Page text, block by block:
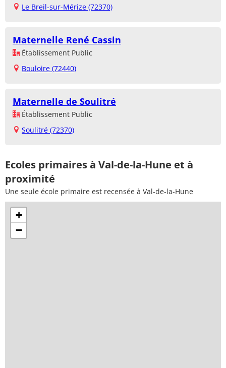
Le Breil-sur-Mérize (72370)
Maternelle René Cassin
Établissement Public
Bouloire (72440)
Maternelle de Soulitré
Établissement Public
Soulitré (72370)
Ecoles primaires à Val-de-la-Hune et à
proximité
Une seule école primaire est recensée à Val-de-la-Hune
+
−